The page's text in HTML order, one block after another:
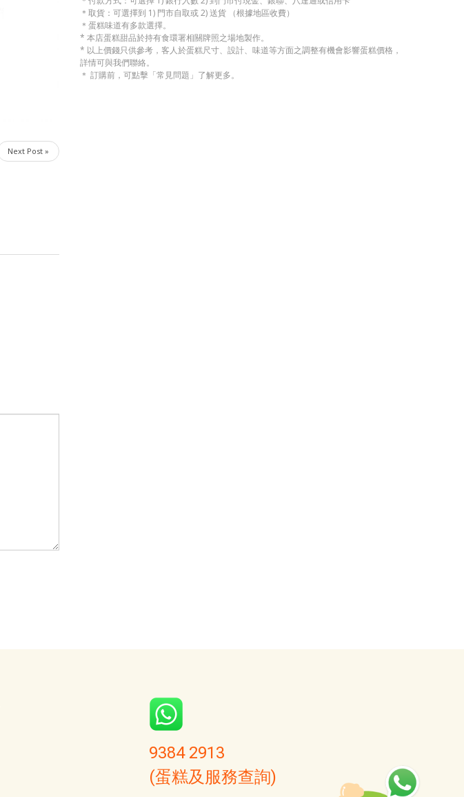
Next Post »
＊取貨：可選擇到 1) 門市自取或 2) 送貨 （根據地區收費）
＊蛋糕味道有多款選擇。
* 本店蛋糕甜品於持有食環署相關牌照之場地製作。
* 以上價錢只供參考，客人於蛋糕尺寸、設計、味道等方面之調整有機會影響蛋糕價格，
詳情可與我們聯絡。
＊ 訂購前，可點擊「常見問題」了解更多。
9384 2913
(蛋糕及服務查詢)